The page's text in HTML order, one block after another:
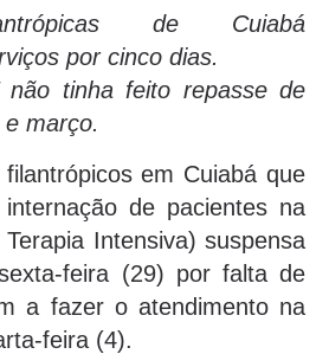
de Cuiabá
por cinco dias.
não tinha feito repasse de
março.
em Cuiabá que
de pacientes na
Intensiva) suspensa
feira (29) por falta de
a fazer o atendimento na
feira (4).